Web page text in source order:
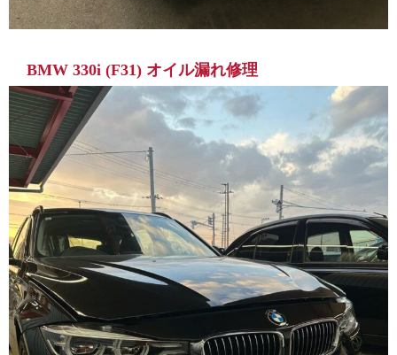
BMW 330i (F31) オイル漏れ修理